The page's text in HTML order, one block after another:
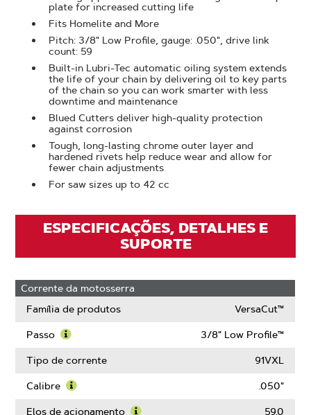
plate for increased cutting life
Fits Homelite and More
Pitch: 3/8" Low Profile, gauge: .050", drive link
count: 59
Built-in Lubri-Tec automatic oiling system extends
the life of your chain by delivering oil to key parts
of the chain so you can work smarter with less
downtime and maintenance
Blued Cutters deliver high-quality protection
against corrosion
Tough, long-lasting chrome outer layer and
hardened rivets help reduce wear and allow for
fewer chain adjustments
For saw sizes up to 42 cc
ESPECIFICAÇÕES, DETALHES E
SUPORTE
Corrente da motosserra
Família de produtos
VersaCut™
Passo
mais
Passo
3/8" Low Profile™
Tipo de corrente 91VXL
Calibre
mais
.050"
Elos de acionamento 59.0